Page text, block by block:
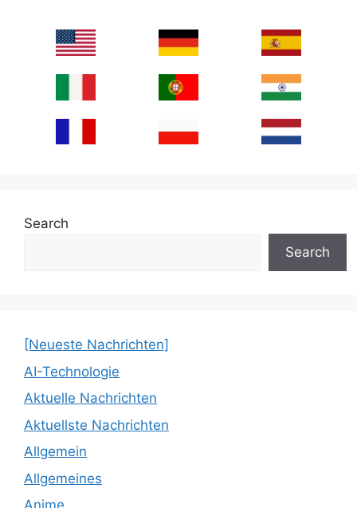
Search
Search
[Neueste Nachrichten]
AI-Technologie
Aktuelle Nachrichten
Aktuellste Nachrichten
Allgemein
Allgemeines